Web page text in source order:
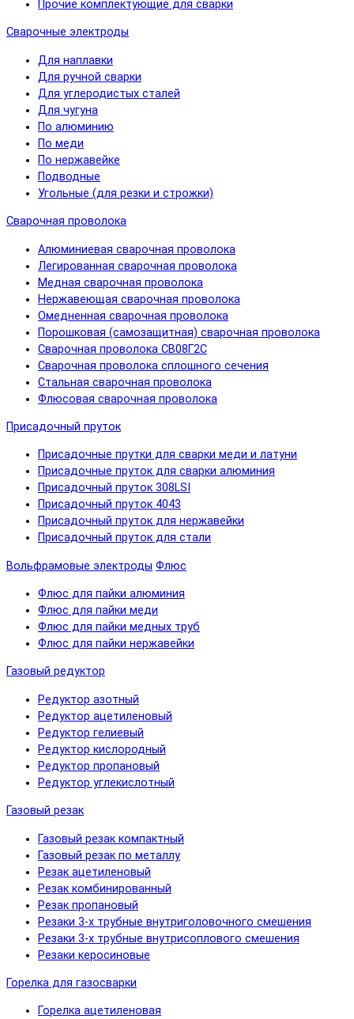
Прочие комплектующие для сварки
Сварочные электроды
Для наплавки
Для ручной сварки
Для углеродистых сталей
Для чугуна
По алюминию
По меди
По нержавейке
Подводные
Угольные (для резки и строжки)
Сварочная проволока
Алюминиевая сварочная проволока
Легированная сварочная проволока
Медная сварочная проволока
Нержавеющая сварочная проволока
Омедненная сварочная проволока
Порошковая (самозащитная) сварочная проволока
Сварочная проволока СВ08Г2С
Сварочная проволока сплошного сечения
Стальная сварочная проволока
Флюсовая сварочная проволока
Присадочный пруток
Присадочные прутки для сварки меди и латуни
Присадочные пруток для сварки алюминия
Присадочный пруток 308LSI
Присадочный пруток 4043
Присадочный пруток для нержавейки
Присадочный пруток для стали
Вольфрамовые электроды Флюс
Флюс для пайки алюминия
Флюс для пайки меди
Флюс для пайки медных труб
Флюс для пайки нержавейки
Газовый редуктор
Редуктор азотный
Редуктор ацетиленовый
Редуктор гелиевый
Редуктор кислородный
Редуктор пропановый
Редуктор углекислотный
Газовый резак
Газовый резак компактный
Газовый резак по металлу
Резак ацетиленовый
Резак комбинированный
Резак пропановый
Резаки 3-х трубные внутриголовочного смешения
Резаки 3-х трубные внутрисоплового смешения
Резаки керосиновые
Горелка для газосварки
Горелка ацетиленовая